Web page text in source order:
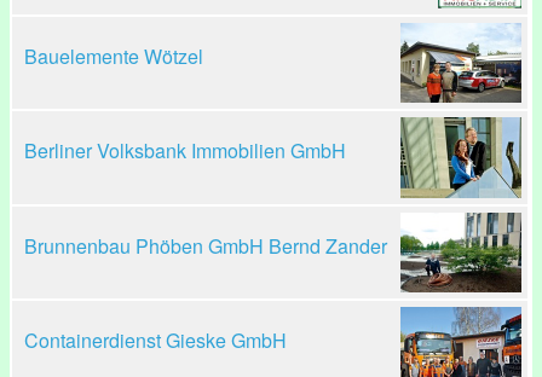
Bauelemente Wötzel
Berliner Volksbank Immobilien GmbH
Brunnenbau Phöben GmbH Bernd Zander
Containerdienst Gieske GmbH